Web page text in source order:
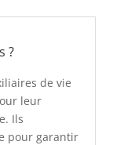
?
de vie
leur
Ils
pour garantir